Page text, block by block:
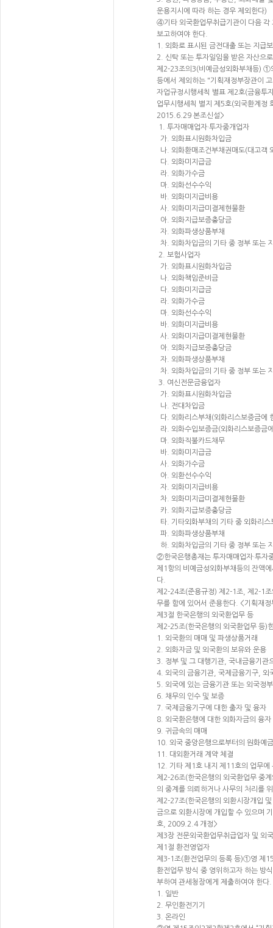
운용지시에 따라 하는 경우 제외한다)
④기타 외국환업무취급기관이 다음 각
보고하여야 한다.
1. 외화로 표시된 금전대출 또는 지급
2. 신탁 또는 투자일임을 받은 자산으
제2-23조의3(비예금성외화부채등) ①
등에서 제외하는 "기획재정부장관이
자업규정시행세칙 별표 제2호(금융투
업무시행세칙 별지 제5호(외국환계정
2015.6.29 본조신설>
1. 투자매매업자·투자중개업자
가. 외화표시원화차입금
나. 외화환매조건부채권매도(대고객
다. 외화미지급금
라. 외화가수금
마. 외화선수수익
바. 외화미지급비용
사. 외화미지급미결제현물환
아. 외화지급보증충당금
자. 외화파생상품부채
차. 외화차입금의 기타 중 정부 또는
2. 보험사업자
가. 외화표시원화차입금
나. 외화책임준비금
다. 외화미지급금
라. 외화가수금
마. 외화선수수익
바. 외화미지급비용
사. 외화미지급미결제현물환
아. 외화지급보증충당금
자. 외화파생상품부채
차. 외화차입금의 기타 중 정부 또는
3. 여신전문금융업자
가. 외화표시원화차입금
나. 전대차입금
다. 외화리스부채(외화리스보증금에
라. 외화수입보증금(외화리스보증금
마. 외화직불카드채무
바. 외화미지급금
사. 외화가수금
아. 외환선수수익
자. 외화미지급비용
차. 외화미지급미결제현물환
카. 외화지급보증충당금
타. 기타외화부채의 기타 중 외화리스
파. 외화파생상품부채
하. 외화차입금의 기타 중 정부 또는
②한국은행총재는 투자매매업자·투자
제1항의 비예금성외화부채등의 잔액
다.
제2-24조(준용규정) 제2-1조, 제2-1
무를 함에 있어서 준용한다. <기획재
제3절 한국은행의 외국환업무 등
제2-25조(한국은행의 외국환업무 등)
1. 외국환의 매매 및 파생상품거래
2. 외화자금 및 외국환의 보유와 운용
3. 정부 및 그 대행기관, 국내금융기관
4. 외국의 금융기관, 국제금융기구, 외
5. 외국에 있는 금융기관 또는 외국정
6. 채무의 인수 및 보증
7. 국제금융기구에 대한 출자 및 융자
8. 외국환은행에 대한 외화자금의 융자
9. 귀금속의 매매
10. 외국 중앙은행으로부터의 원화예
11. 대외환거래 계약 체결
12. 기타 제1호 내지 제11호의 업무
제2-26조(한국은행의 외국환업무 중
의 중계를 의뢰하거나 사무의 처리를
제2-27조(한국은행의 외환시장개입
금으로 외환시장에 개입할 수 있으며
호, 2009.2.4 개정>
제3장 전문외국환업무취급업자 및 외
제1절 환전영업자
제3-1조(환전업무의 등록 등)①영 제
환전업무 방식 중 영위하고자 하는 방
부하여 관세청장에게 제출하여야 한
1. 일반
2. 무인환전기기
3. 온라인